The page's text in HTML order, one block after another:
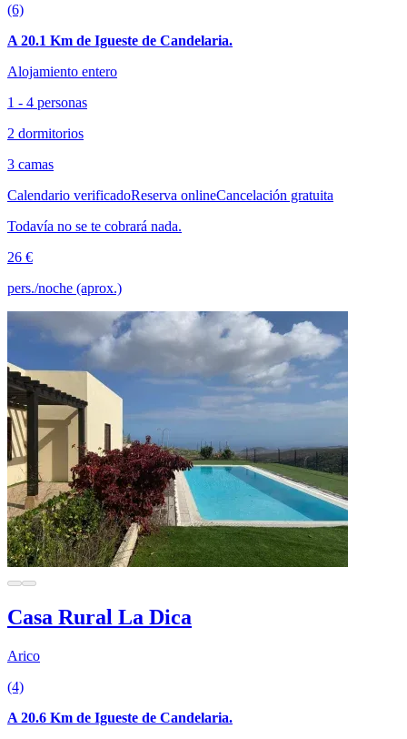
(6)
A 20.1 Km de Igueste de Candelaria.
Alojamiento entero
1 - 4 personas
2 dormitorios
3 camas
Calendario verificadoReserva onlineCancelación gratuita
Todavía no se te cobrará nada.
26 €
pers./noche (aprox.)
Casa Rural La Dica
Arico
(4)
A 20.6 Km de Igueste de Candelaria.